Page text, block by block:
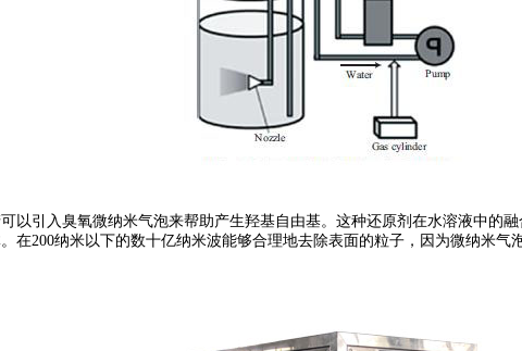
引入臭氧微纳米气泡来帮助产生羟基自由基。这种还原剂在水溶液中的
200纳米以下的数十亿纳米波能够合理地去除表面的粒子，因为微纳米气